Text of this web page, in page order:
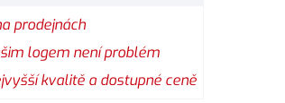
prodejnách
logem není problém
kvalitě a dostupné ceně